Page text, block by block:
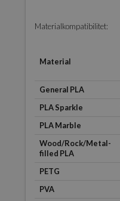
Materialkompatibilitet:
Material
General PLA
PLA Sparkle
PLA Marble
Wood/Rock/Metal-
filled PLA
PETG
PVA